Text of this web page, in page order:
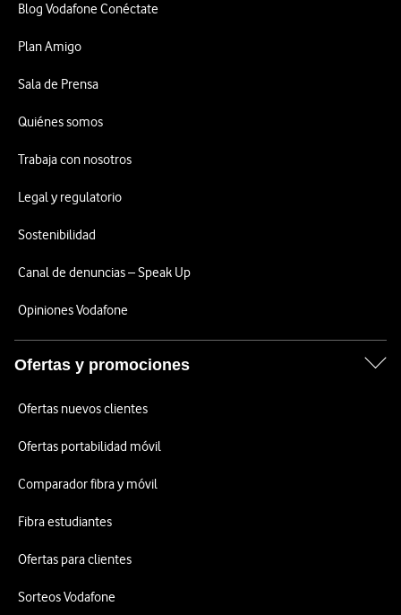
Blog Vodafone Conéctate
Plan Amigo
Sala de Prensa
Quiénes somos
Trabaja con nosotros
Legal y regulatorio
Sostenibilidad
Canal de denuncias – Speak Up
Opiniones Vodafone
Ofertas y promociones
Ofertas nuevos clientes
Ofertas portabilidad móvil
Comparador fibra y móvil
Fibra estudiantes
Ofertas para clientes
Sorteos Vodafone